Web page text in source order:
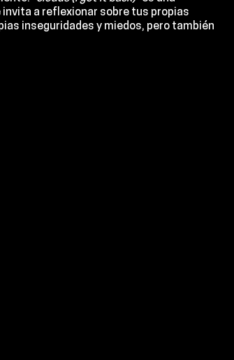
a reflexionar sobre tus propias
inseguridades y miedos, pero también